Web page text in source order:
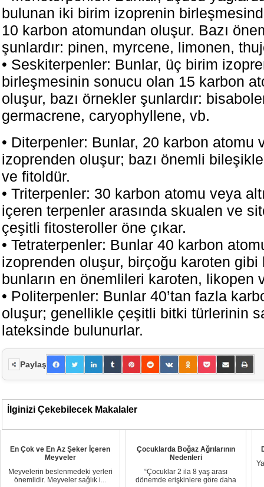
bulunan iki birim izoprenin
10 karbon atomundan oluşur. Bazı
şunlardır: pinen, myrcene, limonen,
• Seskiterpenler: Bunlar, üç birim
birleşmesinin sonucu olan 15 karbon
oluşur, bazı örnekler şunlardır:
germacrene, caryophyllene, vb.
• Diterpenler: Bunlar, 20 karbon atomu
izoprenden oluşur; bazı önemli
ve fitoldür.
• Triterpenler: 30 karbon atomu veya
içeren terpenler arasında skualen ve
çeşitli fitosteroller öne çıkar.
• Tetraterpenler: Bunlar 40 karbon
izoprenden oluşur, birçoğu karoten gibi
bunların en önemlileri karoten, likopen
• Politerpenler: Bunlar 40’tan fazla
oluşur; genellikle çeşitli bitki türlerinin
lateksinde bulunurlar.
Paylaş
İlginizi Çekebilecek Makalaler
En Çok ve En Az Şeker İçeren
Meyveler
Meyvelerin beslenmedeki yerleri
önemlidir. Meyveler sağlık i...
Çocuklarda Boğaz Ağrılarının
Nedenleri
“Çocuklar 2 ila 8 yaş arası
dönemde erişkinlere göre daha